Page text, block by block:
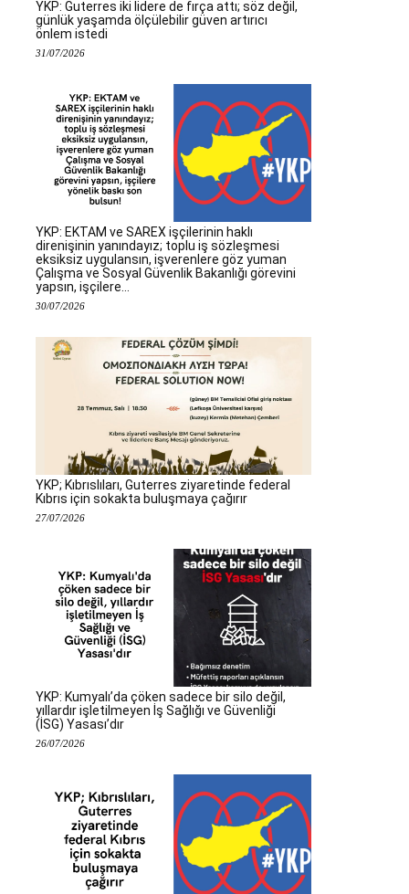
YKP: Guterres iki lidere de fırça attı; söz değil,
günlük yaşamda ölçülebilir güven artırıcı
önlem istedi
31/07/2026
YKP: EKTAM ve SAREX işçilerinin haklı
direnişinin yanındayız; toplu iş sözleşmesi
eksiksiz uygulansın, işverenlere göz yuman
Çalışma ve Sosyal Güvenlik Bakanlığı görevini
yapsın, işçilere...
30/07/2026
YKP; Kıbrıslıları, Guterres ziyaretinde federal
Kıbrıs için sokakta buluşmaya çağırır
27/07/2026
YKP: Kumyalı’da çöken sadece bir silo değil,
yıllardır işletilmeyen İş Sağlığı ve Güvenliği
(İSG) Yasası’dır
26/07/2026